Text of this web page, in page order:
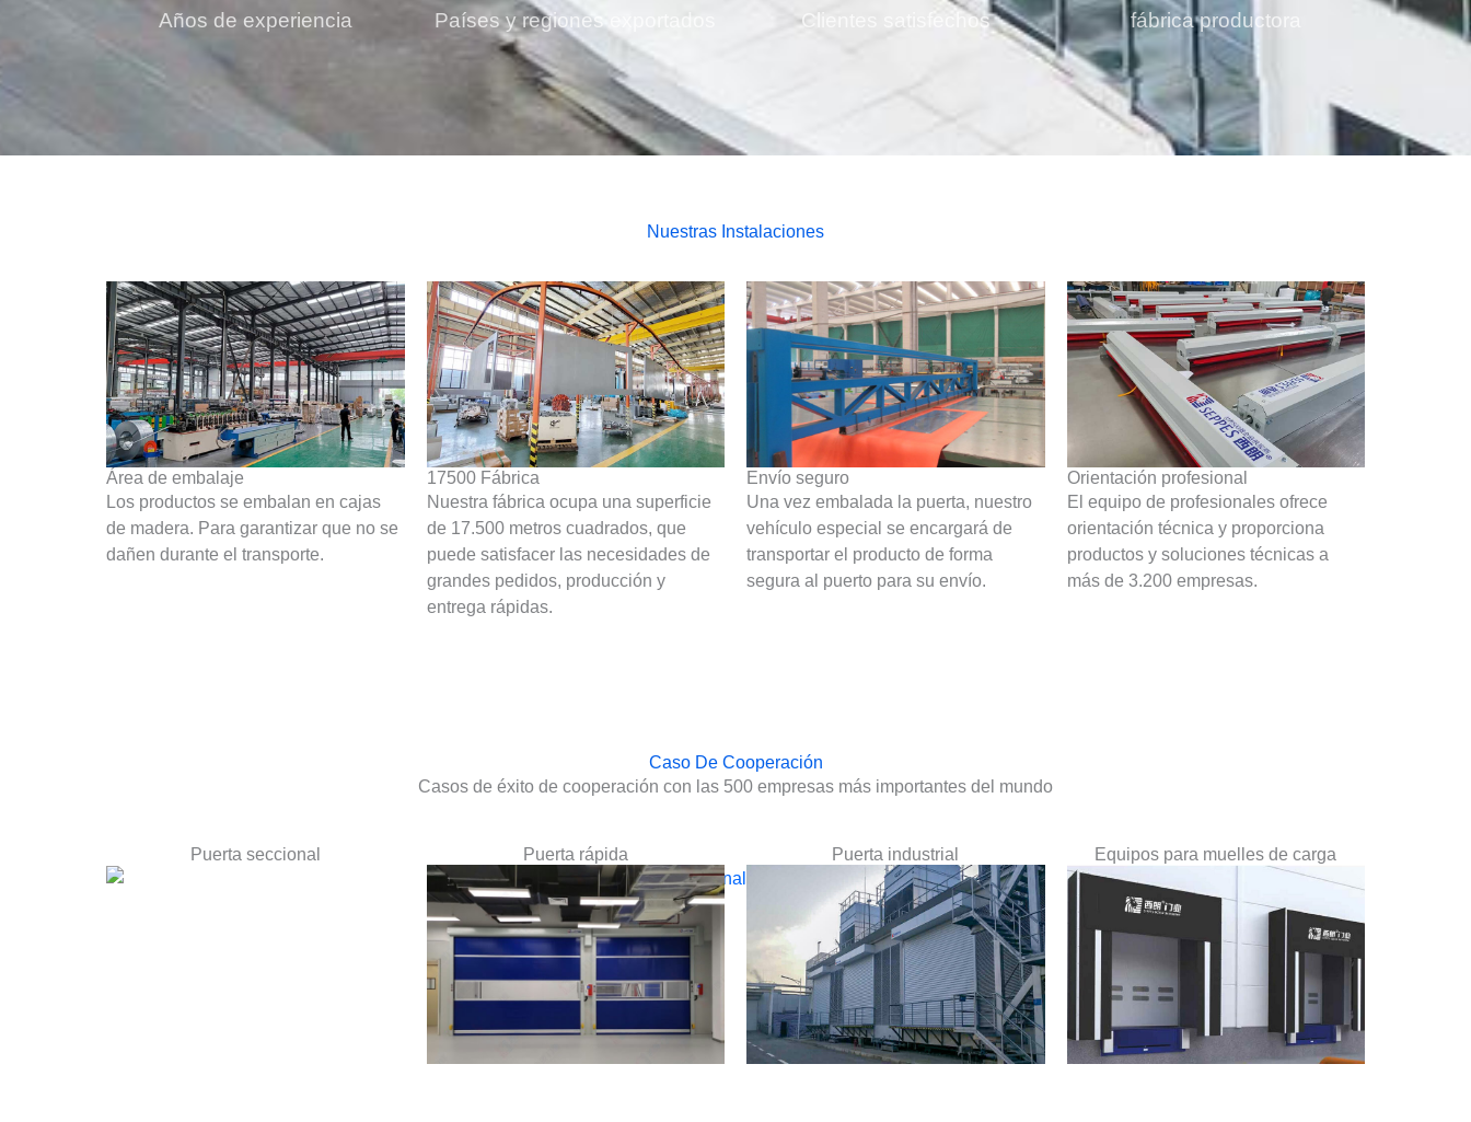
Años de experiencia Países y regiones exportados Clientes satisfechos fábrica productora
Nuestras Instalaciones
Área de embalaje
Los productos se embalan en cajas
de madera. Para garantizar que no se
dañen durante el transporte.
17500 Fábrica
Nuestra fábrica ocupa una superficie
de 17.500 metros cuadrados, que
puede satisfacer las necesidades de
grandes pedidos, producción y
entrega rápidas.
Envío seguro
Una vez embalada la puerta, nuestro
vehículo especial se encargará de
transportar el producto de forma
segura al puerto para su envío.
Orientación profesional
El equipo de profesionales ofrece
orientación técnica y proporciona
productos y soluciones técnicas a
más de 3.200 empresas.
Caso De Cooperación
Casos de éxito de cooperación con las 500 empresas más importantes del mundo
Puerta seccional Puerta rápida Puerta industrial Equipos para muelles de carga